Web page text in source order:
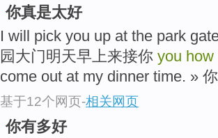
你真是太好
I will pick you up at the park
园大门明天早上来接你 you how
come out at my dinner time. »
基于12个网页-相关网页
你有多好